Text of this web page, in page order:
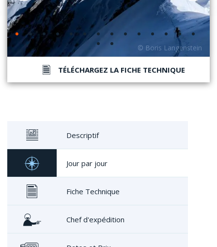
TÉLÉCHARGEZ LA FICHE TECHNIQUE
Descriptif
Jour par jour
Fiche Technique
Chef d'expédition